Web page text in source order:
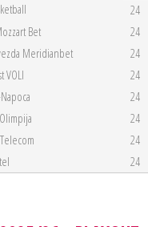
24
Bet 24
Meridianbet 24
VOLI 24
24
24
24
24